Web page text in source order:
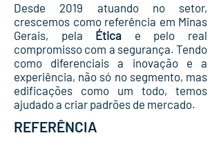
Desde 2019 atuando no setor,
crescemos como referência em Minas
Gerais, pela Ética e pelo real
compromisso com a segurança. Tendo
como diferenciais a inovação e a
experiência, não só no segmento, mas
edificações como um todo, temos
ajudado a criar padrões de mercado.
REFERÊNCIA